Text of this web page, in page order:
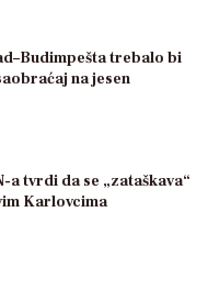
trebalo bi
na jesen
tvrdi da se „zataškava“
Karlovcima